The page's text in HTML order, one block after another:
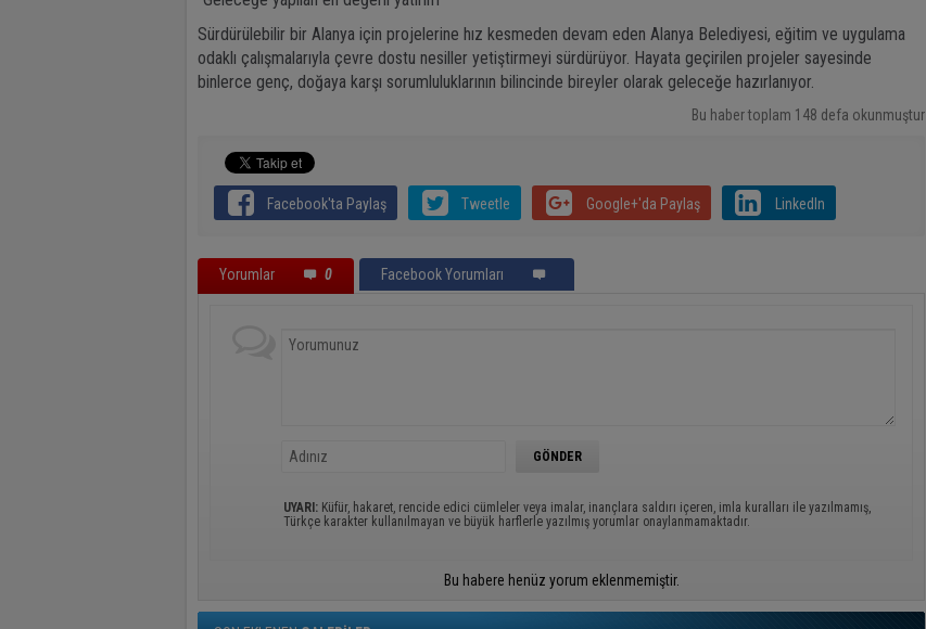
Sürdürülebilir bir Alanya için projelerine hız kesmeden devam eden Alanya Belediyesi, eğitim ve uygulama
odaklı çalışmalarıyla çevre dostu nesiller yetiştirmeyi sürdürüyor. Hayata geçirilen projeler sayesinde
binlerce genç, doğaya karşı sorumluluklarının bilincinde bireyler olarak geleceğe hazırlanıyor.
Bu haber toplam 148 defa okunmuştur
Facebook'ta Paylaş Tweetle Google+'da Paylaş LinkedIn
Yorumlar 0 Facebook Yorumları
UYARI: Küfür, hakaret, rencide edici cümleler veya imalar, inançlara saldırı içeren, imla kuralları ile yazılmamış,
Türkçe karakter kullanılmayan ve büyük harflerle yazılmış yorumlar onaylanmamaktadır.
Bu habere henüz yorum eklenmemiştir.